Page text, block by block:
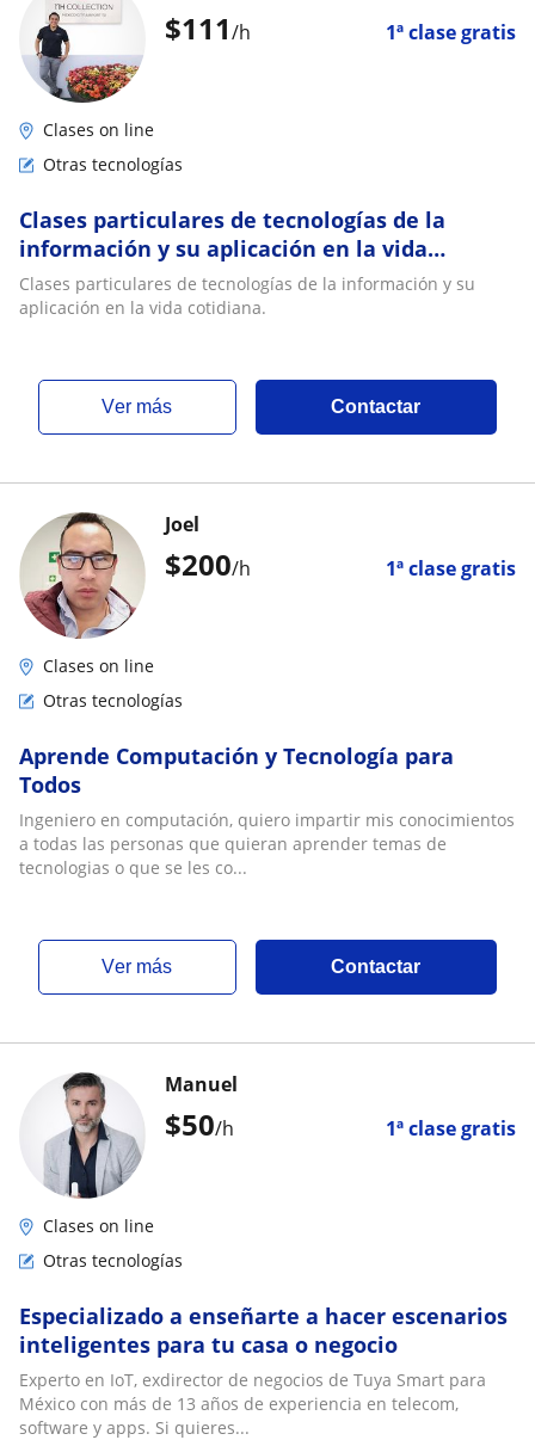
$111/h 1ª clase gratis
Clases on line
Otras tecnologías
Clases particulares de tecnologías de la
información y su aplicación en la vida
cotidiana
Clases particulares de tecnologías de la información y su
aplicación en la vida cotidiana.
ver más Contactar
$200/h 1ª clase gratis
Joel
Clases on line
Otras tecnologías
Aprende Computación y Tecnología para
Todos
Ingeniero en computación, quiero impartir mis conocimientos
a todas las personas que quieran aprender temas de
tecnologias o que se les co...
ver más Contactar
$50/h 1ª clase gratis
Manuel
Clases on line
Otras tecnologías
Especializado a enseñarte a hacer escenarios
inteligentes para tu casa o negocio
Experto en IoT, exdirector de negocios de Tuya Smart para
México con más de 13 años de experiencia en telecom,
software y apps. Si quieres...